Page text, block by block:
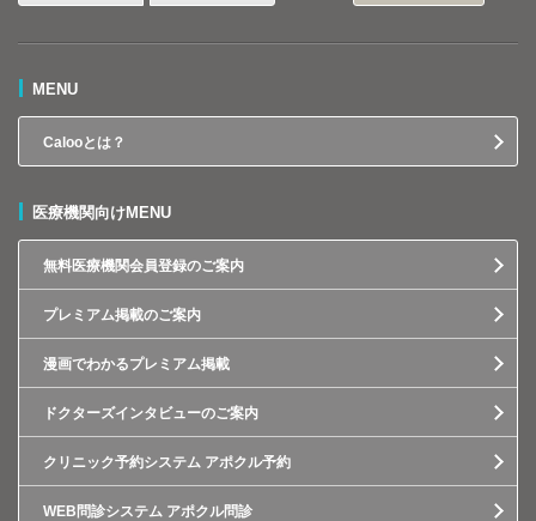
MENU
Calooとは？
医療機関向けMENU
無料医療機関会員登録のご案内
プレミアム掲載のご案内
漫画でわかるプレミアム掲載
ドクターズインタビューのご案内
クリニック予約システム アポクル予約
WEB問診システム アポクル問診